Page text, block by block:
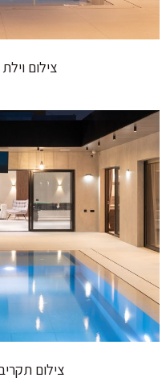
צילום
צילום